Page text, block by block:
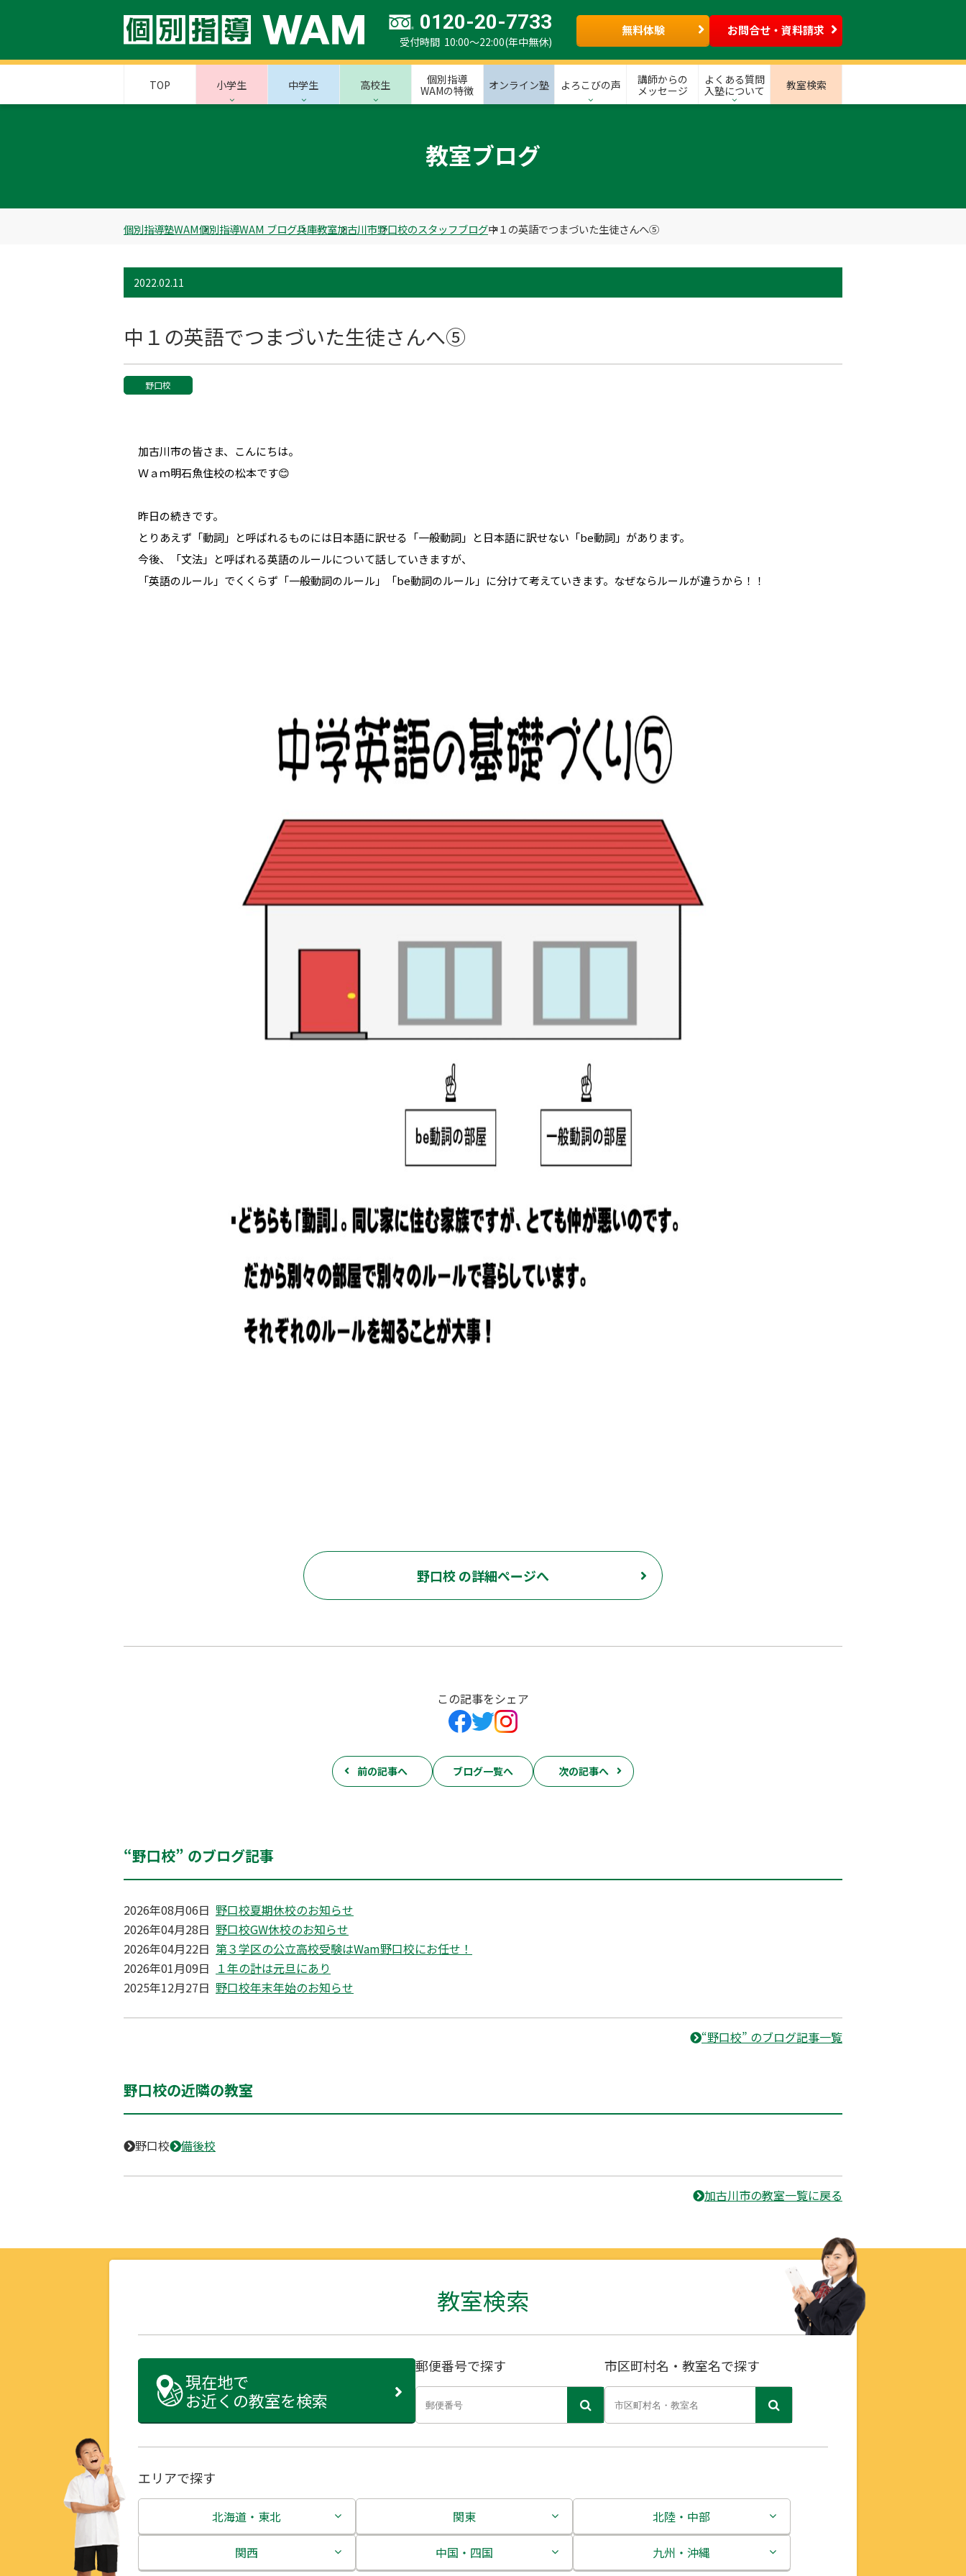
0120-20-7733
受付時間 10:00～22:00(年中無休)
無料体験 お問合せ・資料請求
TOP 小学生 中学生 高校生
個別指導
WAMの特徴
オンライン塾 よろこびの声
講師からの
メッセージ
よくある質問
入塾について
教室検索
教室ブログ
個別指導塾WAM個別指導WAM ブログ兵庫教室加古川市野口校のスタッフブログ中１の英語でつまづいた生徒さんへ⑤
2022.02.11
中１の英語でつまづいた生徒さんへ⑤
野口校
加古川市の皆さま、こんにちは。
Ｗａｍ明石魚住校の松本です😊
昨日の続きです。
とりあえず「動詞」と呼ばれるものには日本語に訳せる「一般動詞」と日本語に訳せない「be動詞」があります。
今後、「文法」と呼ばれる英語のルールについて話していきますが、
「英語のルール」でくくらず「一般動詞のルール」「be動詞のルール」に分けて考えていきます。なぜならルールが違うから！！
野口校 の詳細ページへ
この記事をシェア
前の記事へ ブログ一覧へ 次の記事へ
“野口校” のブログ記事
2026年08月06日 野口校夏期休校のお知らせ
2026年04月28日 野口校GW休校のお知らせ
2026年04月22日 第３学区の公立高校受験はWam野口校にお任せ！
2026年01月09日 １年の計は元旦にあり
2025年12月27日 野口校年末年始のお知らせ
“野口校” のブログ記事一覧
野口校の近隣の教室
野口校 備後校
加古川市の教室一覧に戻る
教室検索
現在地で
お近くの教室を検索
郵便番号で探す 市区町村名・教室名で探す
エリアで探す
北海道・東北
北海道
関東
茨城県
北陸・中部
新潟県
関西 中国・四国 九州・沖縄